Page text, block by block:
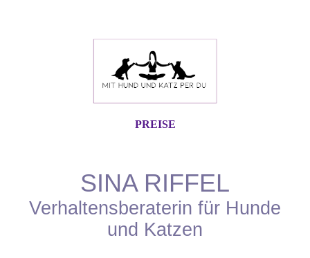
PREISE
SINA RIFFEL
Verhaltensberaterin für Hunde
und Katzen